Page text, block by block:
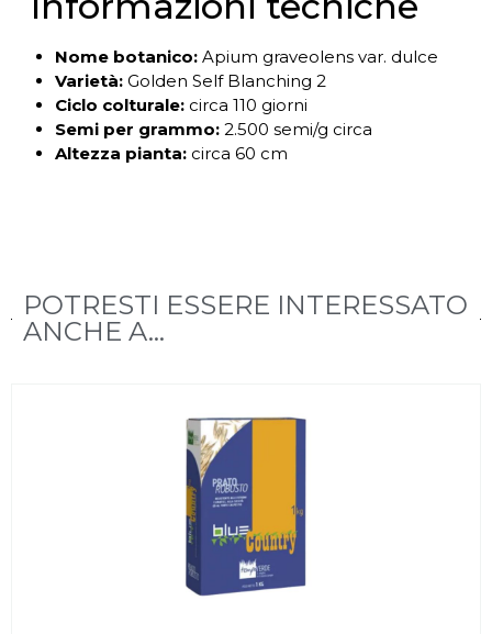
Nome botanico: Apium graveolens var. dulce
Varietà: Golden Self Blanching 2
Ciclo colturale: circa 110 giorni
Semi per grammo: 2.500 semi/g circa
Altezza pianta: circa 60 cm
POTRESTI ESSERE INTERESSATO
ANCHE A...